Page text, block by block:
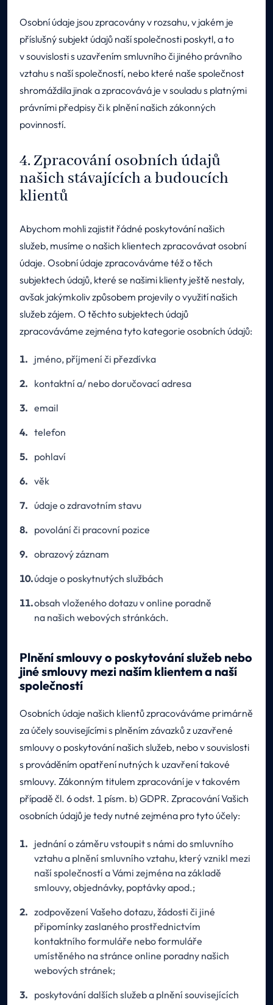
Osobní údaje jsou zpracovány v rozsahu, v jakém je
příslušný subjekt údajů naší společnosti poskytl, a to
v souvislosti s uzavřením smluvního či jiného právního
vztahu s naší společností, nebo které naše společnost
shromáždila jinak a zpracovává je v souladu s platnými
právními předpisy či k plnění našich zákonných
povinností.
4. Zpracování osobních údajů
našich stávajících a budoucích
klientů
Abychom mohli zajistit řádné poskytování našich
služeb, musíme o našich klientech zpracovávat osobní
údaje. Osobní údaje zpracováváme též o těch
subjektech údajů, které se našimi klienty ještě nestaly,
avšak jakýmkoliv způsobem projevily o využití našich
služeb zájem. O těchto subjektech údajů
zpracováváme zejména tyto kategorie osobních údajů:
jméno, příjmení či přezdívka
kontaktní a/ nebo doručovací adresa
email
telefon
pohlaví
věk
údaje o zdravotním stavu
povolání či pracovní pozice
obrazový záznam
údaje o poskytnutých službách
obsah vloženého dotazu v online poradně
na našich webových stránkách.
Plnění smlouvy o poskytování služeb nebo
jiné smlouvy mezi naším klientem a naší
společností
Osobních údaje našich klientů zpracováváme primárně
za účely souvisejícími s plněním závazků z uzavřené
smlouvy o poskytování našich služeb, nebo v souvislosti
s prováděním opatření nutných k uzavření takové
smlouvy. Zákonným titulem zpracování je v takovém
případě čl. 6 odst. 1 písm. b) GDPR. Zpracování Vašich
osobních údajů je tedy nutné zejména pro tyto účely:
jednání o záměru vstoupit s námi do smluvního
vztahu a plnění smluvního vztahu, který vznikl mezi
naší společností a Vámi zejména na základě
smlouvy, objednávky, poptávky apod.;
zodpovězení Vašeho dotazu, žádosti či jiné
připomínky zaslaného prostřednictvím
kontaktního formuláře nebo formuláře
umístěného na stránce online poradny našich
webových stránek;
poskytování dalších služeb a plnění souvisejících